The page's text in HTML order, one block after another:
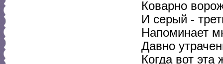
Коварно
И серый -
Напоминает
Давно
Когда вот